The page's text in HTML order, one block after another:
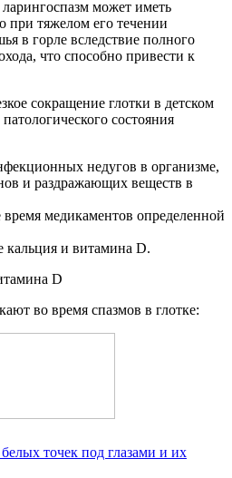
может иметь
при тяжелом его течении
в горле вследствие полного
что способно привести к
сокращение глотки в детском
состояния
недугов в организме,
и раздражающих веществ в
время медикаментов определенной
кальция и витамина D.
во время спазмов в глотке:
точек под глазами и их